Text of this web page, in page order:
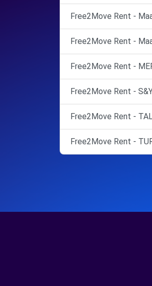
Free2Move Rent -
Free2Move Rent -
Free2Move Rent -
Free2Move Rent -
Free2Move Rent -
Free2Move Rent -